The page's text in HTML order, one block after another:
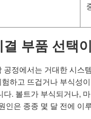
부품 선택
정에서는 거대한 시
하고 뜨겁거나 부식성
. 볼트가 부식되거나,
인은 종종 몇 달 전에 이